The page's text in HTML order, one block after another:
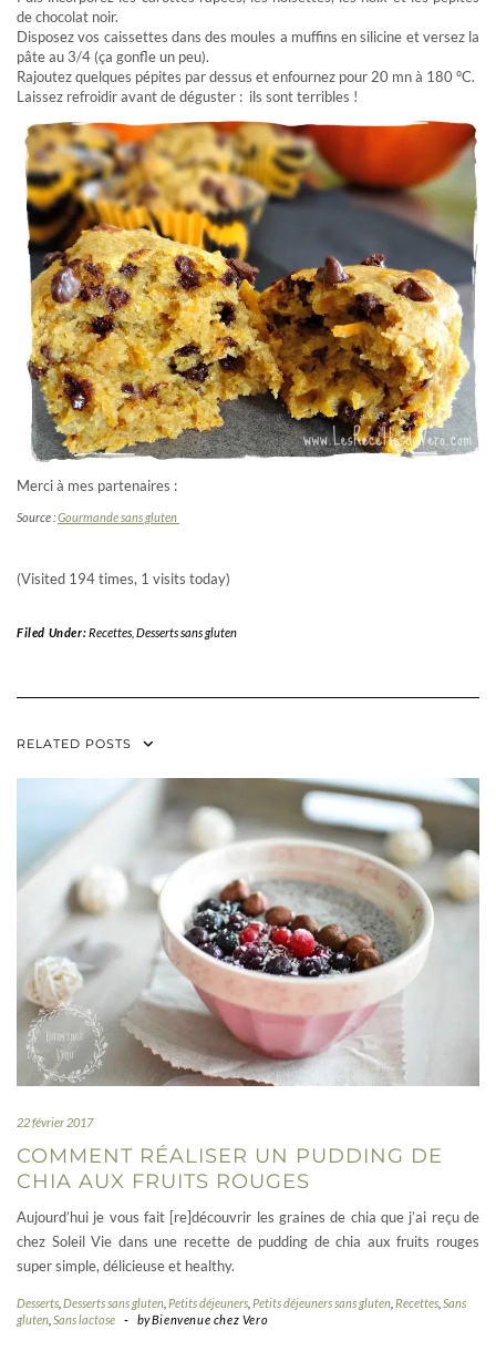
de chocolat noir.
Disposez vos caissettes dans des moules a muffins en silicine et versez la
pâte au 3/4 (ça gonfle un peu).
Rajoutez quelques pépites par dessus et enfournez pour 20 mn à 180 °C.
Laissez refroidir avant de déguster : ils sont terribles !
Merci à mes partenaires :
Source :Gourmande sans gluten
(Visited 194 times, 1 visits today)
Filed Under:Recettes, Desserts sans gluten
RELATED POSTS
22 février 2017
COMMENT RÉALISER UN PUDDING DE
CHIA AUX FRUITS ROUGES
Aujourd’hui je vous fait [re]découvrir les graines de chia que j’ai reçu de
chez Soleil Vie dans une recette de pudding de chia aux fruits rouges
super simple, délicieuse et healthy.
Desserts Desserts sans gluten Petits déjeuners Petits déjeuners sans gluten Recettes Sans
gluten Sans lactose - byBienvenue chez Vero